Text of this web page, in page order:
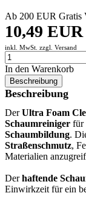
Ab 200 EUR Gratis
10,49 EUR
inkl. MwSt. zzgl. Versand
In den Warenkorb
Beschreibung
Beschreibung
DerUltra Foam
Schaumreiniger für
Schaumbildung.
Straßenschmutz,
Materialien
Derhaftende
Einwirkzeit für ein